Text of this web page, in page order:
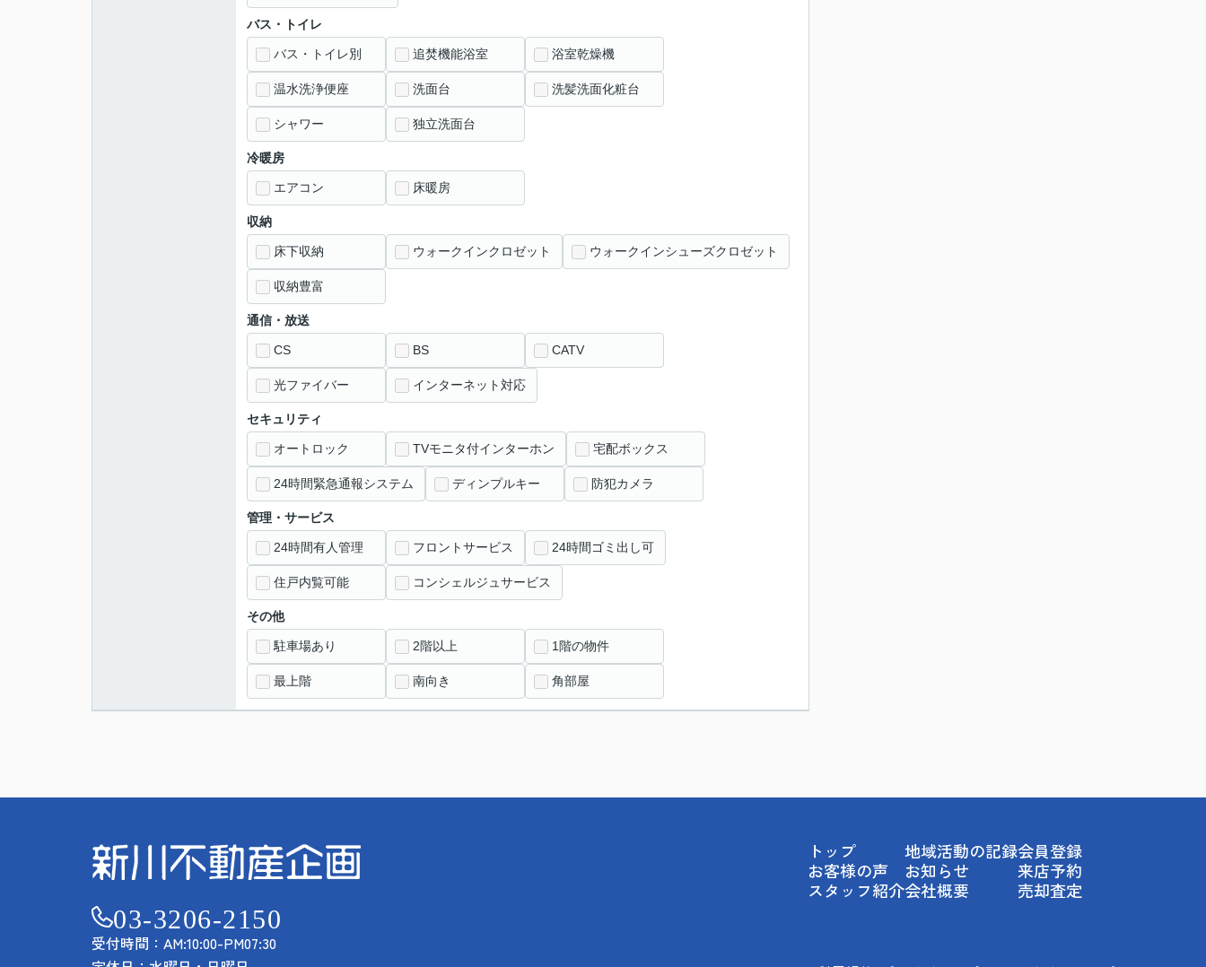
バス・トイレ
バス・トイレ別 追焚機能浴室 浴室乾燥機
温水洗浄便座 洗面台 洗髪洗面化粧台
シャワー 独立洗面台
冷暖房
エアコン 床暖房
収納
床下収納 ウォークインクロゼット ウォークインシューズクロゼット
収納豊富
通信・放送
CS BS CATV
光ファイバー インターネット対応
セキュリティ
オートロック TVモニタ付インターホン 宅配ボックス
24時間緊急通報システム ディンプルキー 防犯カメラ
管理・サービス
24時間有人管理 フロントサービス 24時間ゴミ出し可
住戸内覧可能 コンシェルジュサービス
その他
駐車場あり 2階以上 1階の物件
最上階 南向き 角部屋
03-3206-2150
受付時間：AM:10:00-PM07:30
トップ
お客様の声
スタッフ紹介
地域活動の記録
お知らせ
会社概要
会員登録
来店予約
売却査定